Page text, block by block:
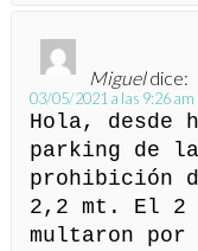
Miguel dice:
03/05/2021 a las 9:26 am
Hola, desde
parking de
prohibición
2,2 mt. El 2
multaron por